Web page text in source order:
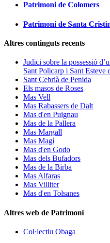
Patrimoni de Colomers
Patrimoni de Santa
Altres continguts recents
Judici sobre la possessió
Sant Policarp i Sant
Sant Cebrià de Penida
Els masos de Roses
Mas Vell
Mas Rabassers de Dalt
Mas d'en Puignau
Mas de la Pallera
Mas Margall
Mas Magí
Mas d'en Godo
Mas dels Bufadors
Mas de la Birba
Mas Alfaras
Mas Villiter
Mas d'en Tolsanes
Altres web de Patrimoni
Col·lectiu Obaga